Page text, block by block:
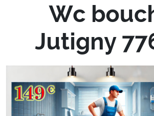
Wc
Jutigny